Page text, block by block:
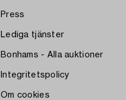
Press
Lediga tjänster
Bonhams - Alla auktioner
Integritetspolicy
Om cookies